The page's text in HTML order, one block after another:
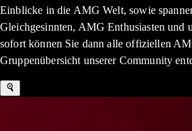
Einblicke in die AMG Welt, sowie
Gleichgesinnten, AMG Enthusiasten und
sofort können Sie dann alle offiziellen
Gruppenübersicht unserer Community